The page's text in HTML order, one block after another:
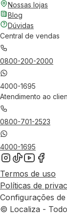
Nossas lojas
Blog
Dúvidas
Central de vendas
0800-200-2000
4000-1695
Atendimento ao
0800-701-2523
4000-1695
Termos de uso
Políticas de
Configurações
© Localiza -